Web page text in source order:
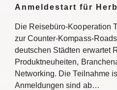
Anmeldestart für
Die Reisebüro-Kooperation
zur Counter-Kompass-
deutschen Städten erwartet
Produktneuheiten,
Networking. Die Teilnahme
Anmeldungen sind ab…